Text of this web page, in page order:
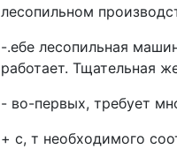
лесопильном
-.ебе лесопильная
работает. Тщательная
- во-первых, требует
+ с, т необходимого